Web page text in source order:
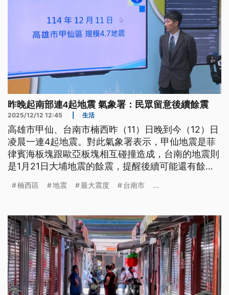
昨晚起南部連4起地震 氣象署：民眾留意後續餘震
2025/12/12 12:45 生活
高雄市甲仙、台南市楠西昨（11）日晚到今（12）日
凌晨一連4起地震。對此氣象署表示，甲仙地震是菲
律賓海板塊跟歐亞板塊相互碰撞造成，台南的地震則
是1月21日大埔地震的餘震，提醒後續可能還有餘
楠西區 地震 最大震度 台南市 ...